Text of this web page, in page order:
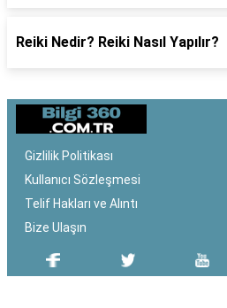
Reiki Nedir? Reiki Nasıl Yapılır?
Gizlilik Politikası
Kullanıcı Sözleşmesi
Telif Hakları ve Alıntı
Bize Ulaşın